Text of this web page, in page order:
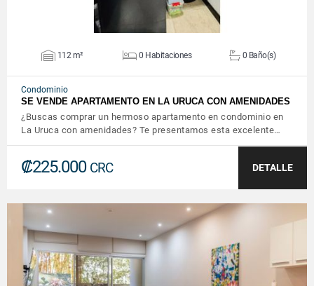
112 m² 0 Habitaciones 0 Baño(s)
Condominio
SE VENDE APARTAMENTO EN LA URUCA CON AMENIDADES
¿Buscas comprar un hermoso apartamento en condominio en
La Uruca con amenidades? Te presentamos esta excelente…
₡225.000 CRC DETALLE